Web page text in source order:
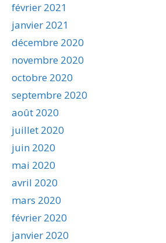
février 2021
janvier 2021
décembre 2020
novembre 2020
octobre 2020
septembre 2020
août 2020
juillet 2020
juin 2020
mai 2020
avril 2020
mars 2020
février 2020
janvier 2020